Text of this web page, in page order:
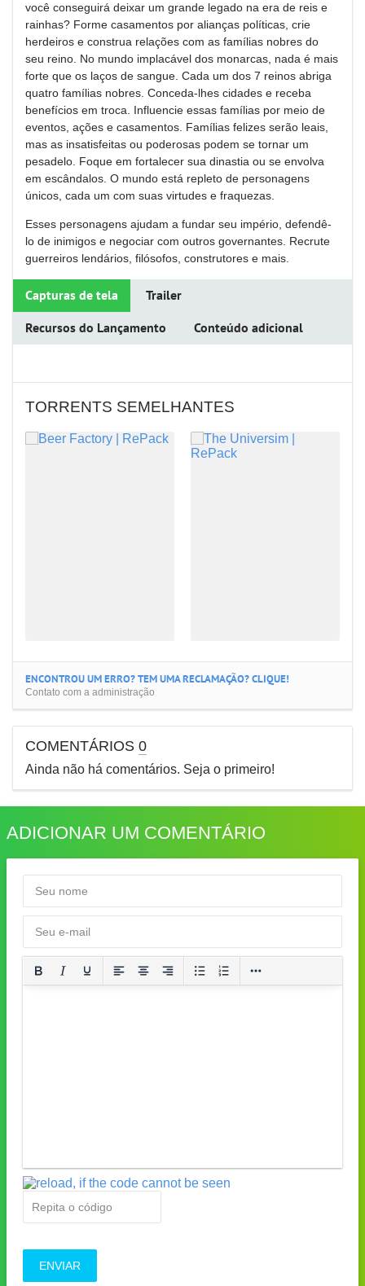
você conseguirá deixar um grande legado na era de reis e
rainhas? Forme casamentos por alianças políticas, crie
herdeiros e construa relações com as famílias nobres do
seu reino. No mundo implacável dos monarcas, nada é mais
forte que os laços de sangue. Cada um dos 7 reinos abriga
quatro famílias nobres. Conceda-lhes cidades e receba
benefícios em troca. Influencie essas famílias por meio de
eventos, ações e casamentos. Famílias felizes serão leais,
mas as insatisfeitas ou poderosas podem se tornar um
pesadelo. Foque em fortalecer sua dinastia ou se envolva
em escândalos. O mundo está repleto de personagens
únicos, cada um com suas virtudes e fraquezas.
Esses personagens ajudam a fundar seu império, defendê-
lo de inimigos e negociar com outros governantes. Recrute
guerreiros lendários, filósofos, construtores e mais.
Capturas de tela Trailer
Recursos do Lançamento Conteúdo adicional
TORRENTS SEMELHANTES
ENCONTROU UM ERRO? TEM UMA RECLAMAÇÃO? CLIQUE!
Contato com a administração
COMENTÁRIOS 0
Ainda não há comentários. Seja o primeiro!
ADICIONAR UM COMENTÁRIO
ENVIAR